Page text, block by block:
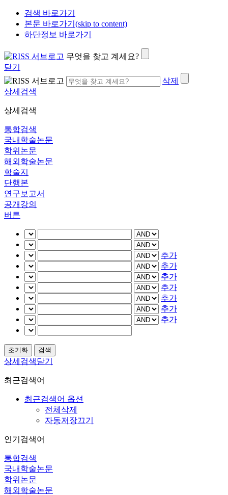
검색 바로가기
본문 바로가기(skip to content)
하단정보 바로가기
무엇을 찾고 계세요?
닫기
삭제
상세검색
상세검색
통합검색
국내학술논문
학위논문
해외학술논문
학술지
단행본
연구보고서
공개강의
버튼
추가
추가
추가
추가
추가
추가
추가
상세검색닫기
최근검색어
최근검색어 옵션
전체삭제
자동저장끄기
인기검색어
통합검색
국내학술논문
학위논문
해외학술논문